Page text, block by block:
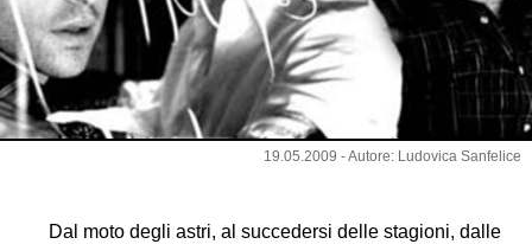
19.05.2009 - Autore: Ludovica Sanfelice
Dal moto degli astri, al succedersi delle stagioni, dalle